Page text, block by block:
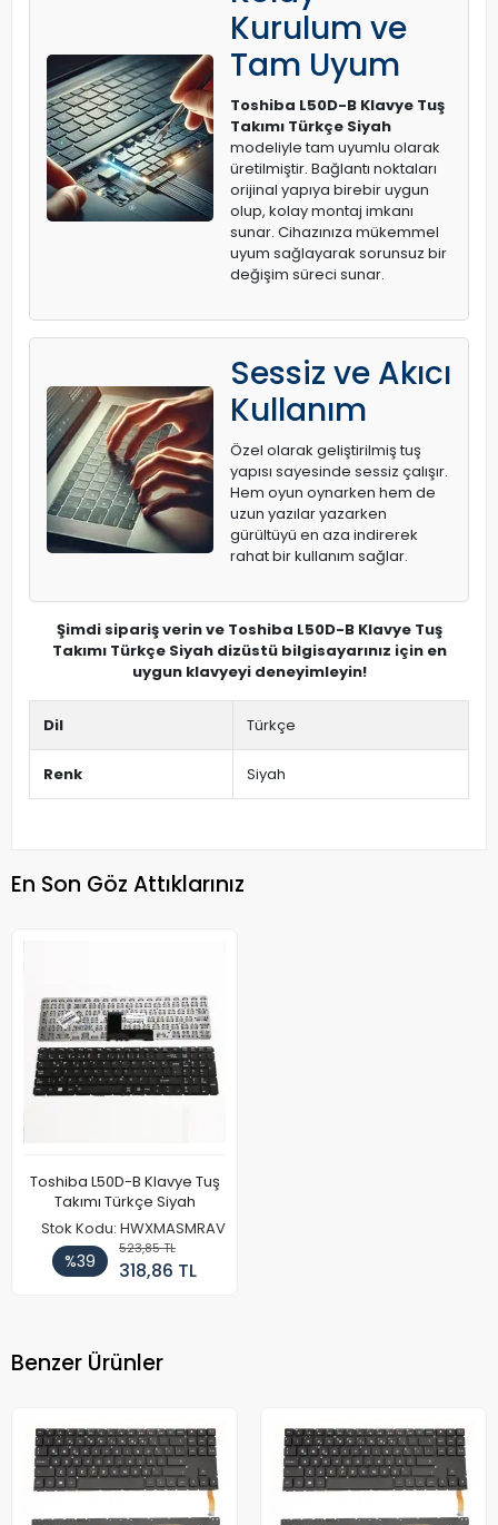
Kurulum ve
Tam Uyum
Toshiba L50D-B Klavye Tuş
Takımı Türkçe Siyah
modeliyle tam uyumlu olarak
üretilmiştir. Bağlantı noktaları
orijinal yapıya birebir uygun
olup, kolay montaj imkanı
sunar. Cihazınıza mükemmel
uyum sağlayarak sorunsuz bir
değişim süreci sunar.
Sessiz ve Akıcı
Kullanım
Özel olarak geliştirilmiş tuş
yapısı sayesinde sessiz çalışır.
Hem oyun oynarken hem de
uzun yazılar yazarken
gürültüyü en aza indirerek
rahat bir kullanım sağlar.
Şimdi sipariş verin ve Toshiba L50D-B Klavye Tuş
Takımı Türkçe Siyah dizüstü bilgisayarınız için en
uygun klavyeyi deneyimleyin!
Dil Türkçe
Renk Siyah
En Son Göz Attıklarınız
Toshiba L50D-B Klavye Tuş
Takımı Türkçe Siyah
Stok Kodu: HWXMASMRAV
%39
523,85 TL
318,86 TL
Benzer Ürünler